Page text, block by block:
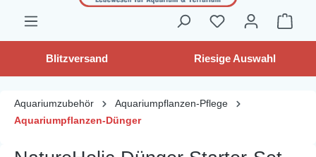
Blitzversand Riesige Auswahl
Aquariumzubehör
Aquariumpflanzen-Pflege
Aquariumpflanzen-Dünger